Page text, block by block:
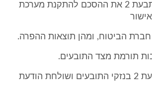
ג. האם הפרה הנתבעת 2 את ההסכם להתקנת מערכת
הביטוח, ומהן תוצאות ההפרה.
תורמת מצד התובעים.
ככל שחבה הנתבעת 2 בנזקי התובעים ושולחת הודעת